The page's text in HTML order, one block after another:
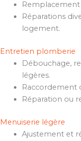
Réparations
logement.
Entretien plomberie
Débouchage,
légères.
Raccordement
Réparation ou
Menuiserie légère
Ajustement et